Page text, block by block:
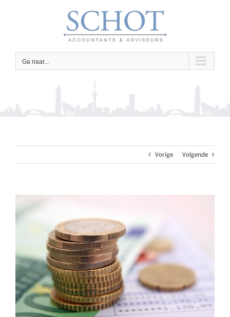
Ga naar...
Vorige Volgende
grotere